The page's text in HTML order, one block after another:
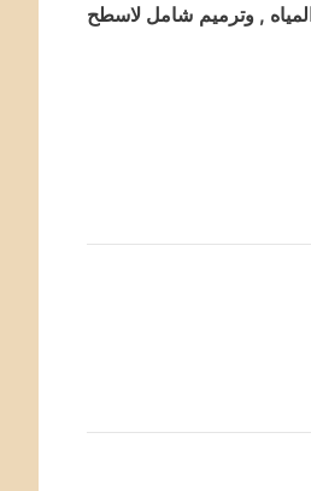
, وترميم شامل لاسطح